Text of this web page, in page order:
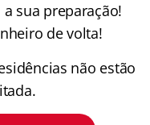
sua preparação!
de volta!
não estão